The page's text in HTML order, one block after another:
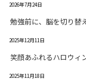
2026年7月24日
勉強前に、脳を切り替
2025年12月11日
笑顔あふれるハロウィ
2025年11月18日